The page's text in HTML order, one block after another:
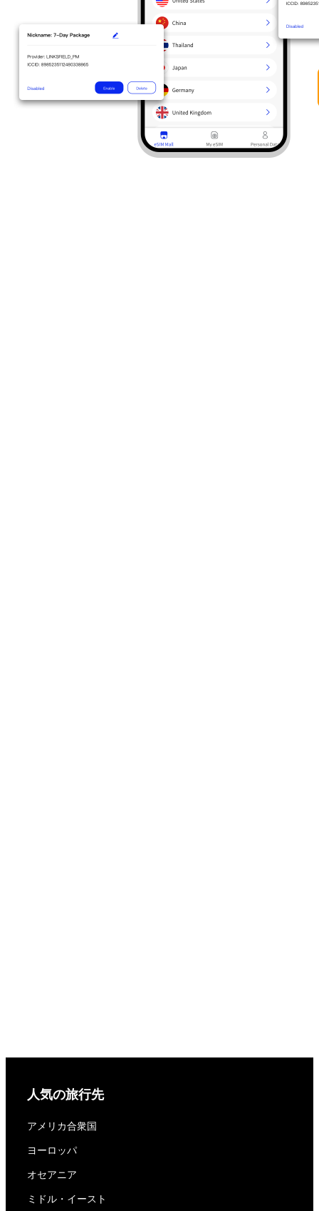
人気の旅行先
アメリカ合衆国
ヨーロッパ
オセアニア
ミドル・イースト